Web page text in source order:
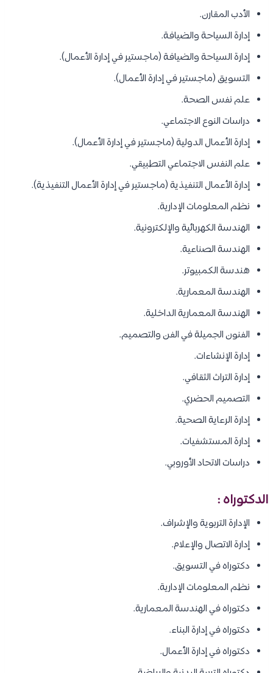
الأدب المقارن.
إدارة السياحة والضيافة.
إدارة السياحة والضيافة (ماجستير في إدارة الأعمال).
التسويق (ماجستير في إدارة الأعمال).
علم نفس الصحة.
دراسات النوع الاجتماعي.
إدارة الأعمال الدولية (ماجستير في إدارة الأعمال).
علم النفس الاجتماعي التطبيقي.
إدارة الأعمال التنفيذية (ماجستير في إدارة الأعمال التنفيذية).
نظم المعلومات الإدارية.
الهندسة الكهربائية والإلكترونية.
الهندسة الصناعية.
هندسة الكمبيوتر.
الهندسة المعمارية.
الهندسة المعمارية الداخلية.
الفنون الجميلة في الفن والتصميم.
إدارة الإنشاءات.
إدارة التراث الثقافي.
التصميم الحضري.
إدارة الرعاية الصحية.
إدارة المستشفيات.
دراسات الاتحاد الأوروبي.
الدكتوراه :
الإدارة التربوية والإشراف.
إدارة الاتصال والإعلام.
دكتوراه في التسويق.
نظم المعلومات الإدارية.
دكتوراه في الهندسة المعمارية.
دكتوراه في إدارة البناء.
دكتوراه في إدارة الأعمال.